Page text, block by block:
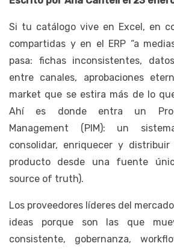
Si tu catálogo vive en Excel, en
compartidas y en el ERP “a
pasa: fichas inconsistentes,
entre canales, aprobaciones
market que se estira más de lo
Ahí es donde entra un
Management (PIM): un
consolidar, enriquecer y
producto desde una fuente
source of truth).
Los proveedores líderes del
ideas porque son las que
consistente, gobernanza,